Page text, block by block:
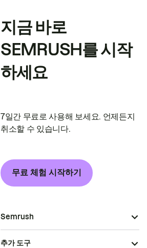
지금 바로
SEMRUSH를 시작
하세요
7일간 무료로 사용해 보세요. 언제든지
취소할 수 있습니다.
무료 체험 시작하기
Semrush
추가 도구